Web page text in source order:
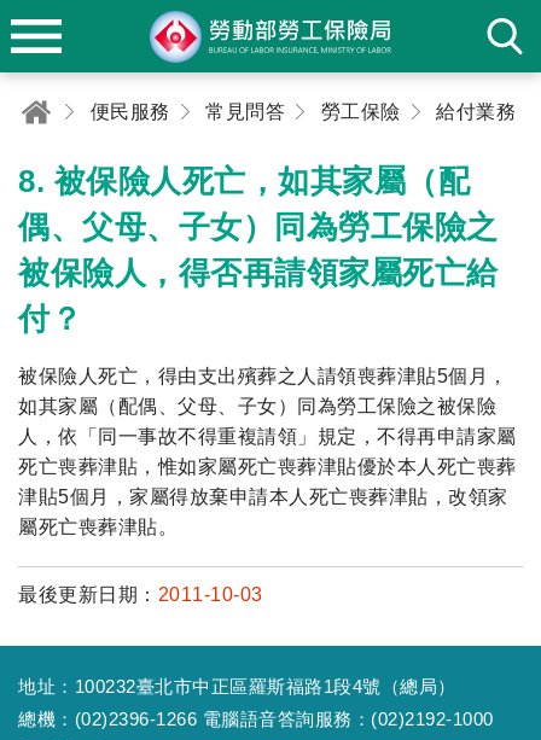
便民服務 常見問答 勞工保險 給付業務
8. 被保險人死亡，如其家屬（配
偶、父母、子女）同為勞工保險之
被保險人，得否再請領家屬死亡給
付？
被保險人死亡，得由支出殯葬之人請領喪葬津貼5個月，
如其家屬（配偶、父母、子女）同為勞工保險之被保險
人，依「同一事故不得重複請領」規定，不得再申請家屬
死亡喪葬津貼，惟如家屬死亡喪葬津貼優於本人死亡喪葬
津貼5個月，家屬得放棄申請本人死亡喪葬津貼，改領家
屬死亡喪葬津貼。
最後更新日期： 2011-10-03
地址：100232臺北市中正區羅斯福路1段4號（總局）
總機：(02)2396-1266 電腦語音答詢服務：(02)2192-1000